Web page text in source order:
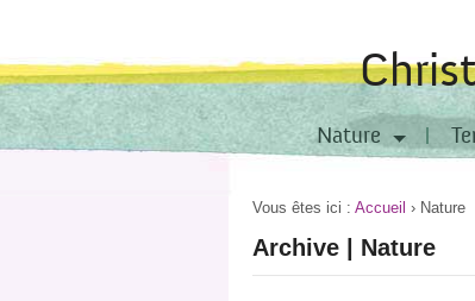
Nature
Vous êtes ici : Accueil › Nature
Archive | Nature